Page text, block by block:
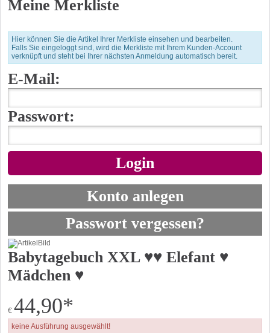
Meine Merkliste
Hier können Sie die Artikel Ihrer Merkliste einsehen und bearbeiten.
Falls Sie eingeloggt sind, wird die Merkliste mit Ihrem Kunden-Account
verknüpft und steht bei Ihrer nächsten Anmeldung automatisch bereit.
E-Mail:
Passwort:
Konto anlegen
Passwort vergessen?
Babytagebuch XXL ♥♥ Elefant ♥
Mädchen ♥
€ 44,90*
keine Ausführung ausgewählt!